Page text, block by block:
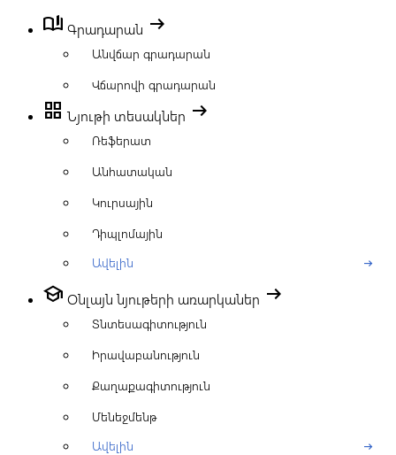
book_ribbon Գրադարան arrow_right_alt
Անվճար գրադարան
Վճարովի գրադարան
grid_view Նյութի տեսակներ arrow_right_alt
Ռեֆերատ
Անհատական
Կուրսային
Դիպլոմային
Ավելին
arrow_right_alt
school Օնլայն նյութերի առարկաներ arrow_right_alt
Տնտեսագիտություն
Իրավաբանություն
Քաղաքագիտություն
Մենեջմենթ
Ավելին
arrow_right_alt